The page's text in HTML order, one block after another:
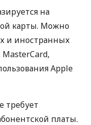
на
карты. Можно
и иностранных
Apple
требует
платы.